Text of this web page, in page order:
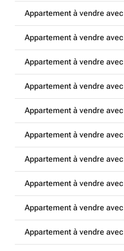
Appartement à vendre
Appartement à vendre
Appartement à vendre
Appartement à vendre
Appartement à vendre